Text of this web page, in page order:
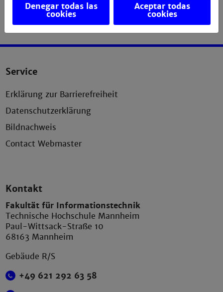
Service
Erklärung zur Barrierefreiheit
Datenschutzerklärung
Bildnachweis
Contact Webmaster
Kontakt
Fakultät für Informationstechnik
Technische Hochschule Mannheim
Paul-Wittsack-Straße 10
68163 Mannheim
Gebäude R/S
+49 621 292 63 58
Denegar todas las
cookies
Aceptar todas
cookies